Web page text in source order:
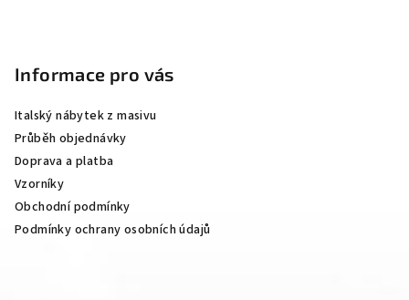
Informace pro vás
Italský nábytek z masivu
Průběh objednávky
Doprava a platba
Vzorníky
Obchodní podmínky
Podmínky ochrany osobních údajů